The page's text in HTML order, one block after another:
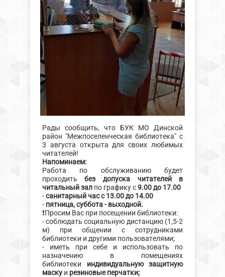
Рады сообщить, что БУК МО Динской
район "Межпоселенческая библиотека" с
3 августа открыта для своих любимых
читателей!
Напоминаем:
Работа по обслуживанию будет
проходитьбез допуска читателей в
читальный залпо графику с9.00 до 17.00
-санитарный час с 13.00 до 14.00
- пятница, суббота - выходной.
❗Просим Вас при посещении библиотеки:
- соблюдать социальную дистанцию (1,5-2
м) при общении с сотрудниками
библиотеки и другими пользователями;
- иметь при себе и использовать по
назначению в помещениях
библиотеки индивидуальную защитную
маску и резиновые перчатки;